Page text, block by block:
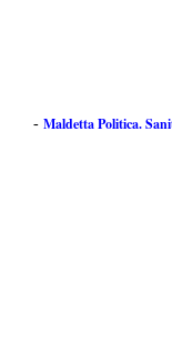
- Maldetta Politica.